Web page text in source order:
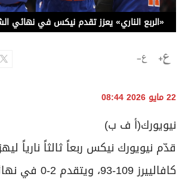
فيديو
بودكاست
إنفوجراف
كاريكتير
برامج
عدد اليوم
«الربع الناري» يعزز تقدم نيكس في نهائي
22 مايو 2026 08:44
نيويورك(أ ف ب)
قدّم نيويورك نيكس ربعاً ثالثاً نارياً
كافالييرز 109-93،